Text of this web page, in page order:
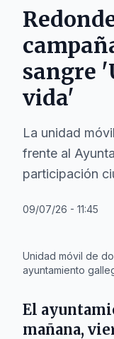
sangre
vida'
La unidad
frente al
participación
09/07/26 - 11:45
Unidad móvil de
ayuntamiento
El
mañana,